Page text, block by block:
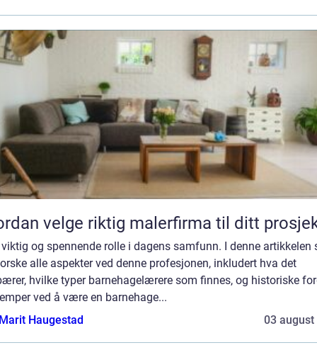
velge riktig malerfirma til ditt
viktig og spennende rolle i dagens samfunn. I denne artikkelen
alle aspekter ved denne profesjonen, inkludert hva det
hvilke typer barnehagelærere som finnes, og historiske
ved å være en barnehage...
Haugestad
03 august